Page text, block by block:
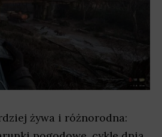
żywa i różnorodna: